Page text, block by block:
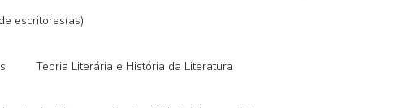
escritores(as)
Teoria Literária e História da Literatura